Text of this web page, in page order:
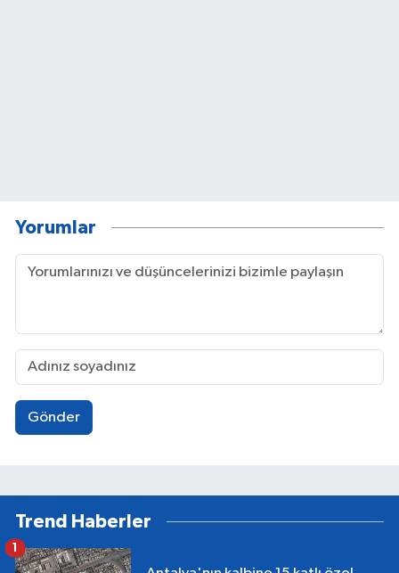
Yorumlar
Gönder
Trend Haberler
1